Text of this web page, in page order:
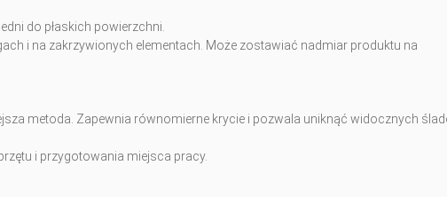
do płaskich powierzchni.
i na zakrzywionych elementach. Może zostawiać nadmiar produktu na
metoda. Zapewnia równomierne krycie i pozwala uniknąć widocznych
i przygotowania miejsca pracy.